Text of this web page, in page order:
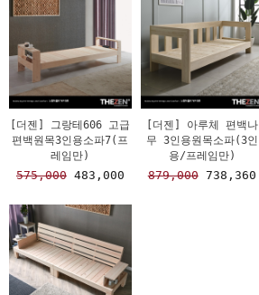
[더젠] 그랑테606 고급
편백원목3인용소파7(프
레임만)
575,000483,000
[더젠] 아루체 편백나
무 3인용원목소파(3인
용/프레임만)
879,000738,360